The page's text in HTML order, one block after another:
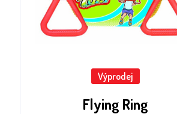
Výprodej
Flying Ring